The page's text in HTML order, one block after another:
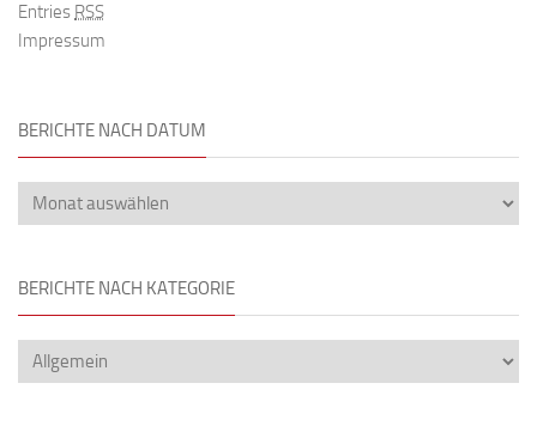
Entries RSS
Impressum
BERICHTE NACH DATUM
BERICHTE NACH KATEGORIE